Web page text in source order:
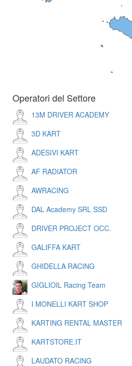
Operatori del Settore
13M DRIVER ACADEMY
3D KART
ADESIVI KART
AF RADIATOR
AWRACING
DAL Academy SRL SSD
DRIVER PROJECT OCC.
GALIFFA KART
GHIDELLA RACING
GIGLIOIL Racing Team
I MONELLI KART SHOP
KARTING RENTAL MASTER
KARTSTORE.IT
LAUDATO RACING